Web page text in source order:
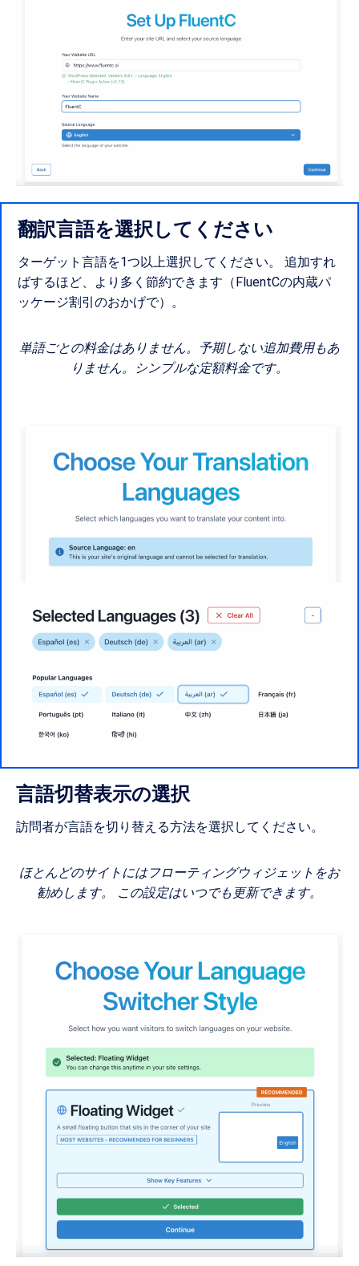
翻訳言語を選択してください
ターゲット言語を1つ以上選択してください。 追加すれ
ばするほど、より多く節約できます（FluentCの内蔵パ
ッケージ割引のおかげで）。
単語ごとの料金はありません。予期しない追加費用もあ
りません。シンプルな定額料金です。
言語切替表示の選択
訪問者が言語を切り替える方法を選択してください。
ほとんどのサイトにはフローティングウィジェットをお
勧めします。 この設定はいつでも更新できます。